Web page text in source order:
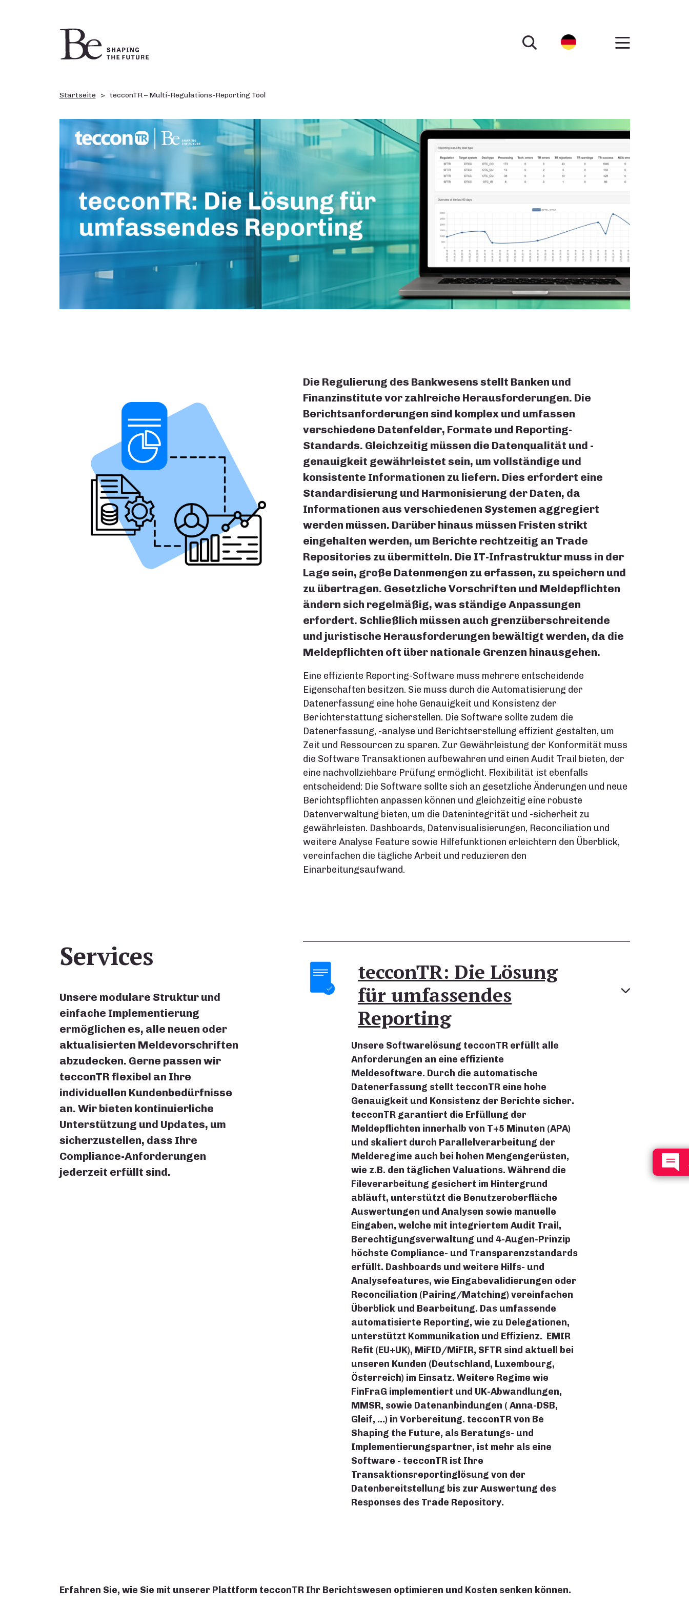
Startseite tecconTR – Multi-Regulations-Reporting Tool
Die Regulierung des Bankwesens stellt Banken und
Finanzinstitute vor zahlreiche Herausforderungen. Die
Berichtsanforderungen sind komplex und umfassen
verschiedene Datenfelder, Formate und Reporting-
Standards. Gleichzeitig müssen die Datenqualität und -
genauigkeit gewährleistet sein, um vollständige und
konsistente Informationen zu liefern. Dies erfordert eine
Standardisierung und Harmonisierung der Daten, da
Informationen aus verschiedenen Systemen aggregiert
werden müssen. Darüber hinaus müssen Fristen strikt
eingehalten werden, um Berichte rechtzeitig an Trade
Repositories zu übermitteln. Die IT-Infrastruktur muss in der
Lage sein, große Datenmengen zu erfassen, zu speichern und
zu übertragen. Gesetzliche Vorschriften und Meldepflichten
ändern sich regelmäßig, was ständige Anpassungen
erfordert. Schließlich müssen auch grenzüberschreitende
und juristische Herausforderungen bewältigt werden, da die
Meldepflichten oft über nationale Grenzen hinausgehen.
Eine effiziente Reporting-Software muss mehrere entscheidende
Eigenschaften besitzen. Sie muss durch die Automatisierung der
Datenerfassung eine hohe Genauigkeit und Konsistenz der
Berichterstattung sicherstellen. Die Software sollte zudem die
Datenerfassung, -analyse und Berichtserstellung effizient gestalten, um
Zeit und Ressourcen zu sparen. Zur Gewährleistung der Konformität muss
die Software Transaktionen aufbewahren und einen Audit Trail bieten, der
eine nachvollziehbare Prüfung ermöglicht. Flexibilität ist ebenfalls
entscheidend: Die Software sollte sich an gesetzliche Änderungen und neue
Berichtspflichten anpassen können und gleichzeitig eine robuste
Datenverwaltung bieten, um die Datenintegrität und -sicherheit zu
gewährleisten. Dashboards, Datenvisualisierungen, Reconciliation und
weitere Analyse Feature sowie Hilfefunktionen erleichtern den Überblick,
vereinfachen die tägliche Arbeit und reduzieren den
Einarbeitungsaufwand.
Services
Unsere modulare Struktur und
einfache Implementierung
ermöglichen es, alle neuen oder
aktualisierten Meldevorschriften
abzudecken. Gerne passen wir
tecconTR flexibel an Ihre
individuellen Kundenbedürfnisse
an. Wir bieten kontinuierliche
Unterstützung und Updates, um
sicherzustellen, dass Ihre
Compliance-Anforderungen
jederzeit erfüllt sind.
tecconTR: Die Lösung
für umfassendes
Reporting
Unsere Softwarelösung tecconTR erfüllt alle
Anforderungen an eine effiziente
Meldesoftware. Durch die automatische
Datenerfassung stellt tecconTR eine hohe
Genauigkeit und Konsistenz der Berichte sicher.
tecconTR garantiert die Erfüllung der
Meldepflichten innerhalb von T+5 Minuten (APA)
und skaliert durch Parallelverarbeitung der
Melderegime auch bei hohen Mengengerüsten,
wie z.B. den täglichen Valuations. Während die
Fileverarbeitung gesichert im Hintergrund
abläuft, unterstützt die Benutzeroberfläche
Auswertungen und Analysen sowie manuelle
Eingaben, welche mit integriertem Audit Trail,
Berechtigungsverwaltung und 4-Augen-Prinzip
höchste Compliance- und Transparenzstandards
erfüllt. Dashboards und weitere Hilfs- und
Analysefeatures, wie Eingabevalidierungen oder
Reconciliation (Pairing/Matching) vereinfachen
Überblick und Bearbeitung. Das umfassende
automatisierte Reporting, wie zu Delegationen,
unterstützt Kommunikation und Effizienz. EMIR
Refit (EU+UK), MiFID/MiFIR, SFTR sind aktuell bei
unseren Kunden (Deutschland, Luxembourg,
Österreich) im Einsatz. Weitere Regime wie
FinFraG implementiert und UK-Abwandlungen,
MMSR, sowie Datenanbindungen ( Anna-DSB,
Gleif, …) in Vorbereitung. tecconTR von Be
Shaping the Future, als Beratungs- und
Implementierungspartner, ist mehr als eine
Software - tecconTR ist Ihre
Transaktionsreportinglösung von der
Datenbereitstellung bis zur Auswertung des
Responses des Trade Repository.
Erfahren Sie, wie Sie mit unserer Plattform tecconTR Ihr Berichtswesen optimieren und Kosten senken können.